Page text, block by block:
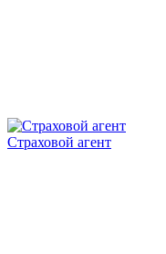
Страховой агент